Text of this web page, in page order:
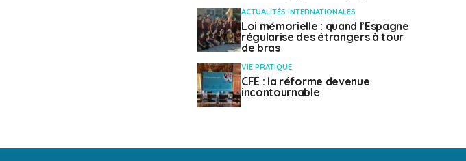
ACTUALITÉS INTERNATIONALES
Loi mémorielle : quand l’Espagne
régularise des étrangers à tour
de bras
VIE PRATIQUE
CFE : la réforme devenue
incontournable